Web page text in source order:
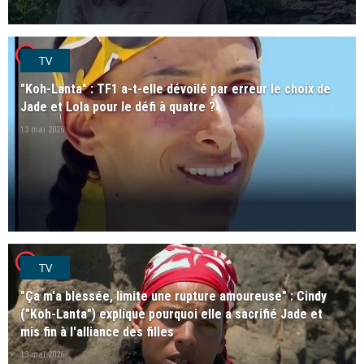
player2TV
"Koh-Lanta" : TF1 a-t-elle dévoilé par erreur le choix de
Jade et Lola pour le défi à quatre ?
13 mai 2026
player2TV
"Ça m'a blessée, limite une rupture amoureuse" : Cindy
("Koh-Lanta") explique pourquoi elle a sacrifié Jade et
mis fin à l'alliance des filles
13 mai 2026